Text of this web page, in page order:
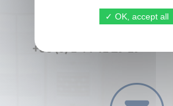
+33 (0) 1 44 41 29 19
OK, accept all